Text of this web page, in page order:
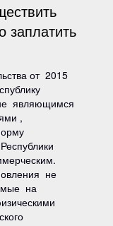
заплатить
от 2015
являющимся
,
не
на